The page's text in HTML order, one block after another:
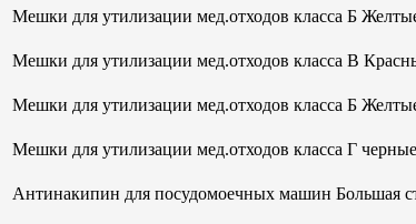
Мешки для утилизации мед.отходов класса Б
Мешки для утилизации мед.отходов класса В
Мешки для утилизации мед.отходов класса Б
Мешки для утилизации мед.отходов класса Г
Антинакипин для посудомоечных машин Большая